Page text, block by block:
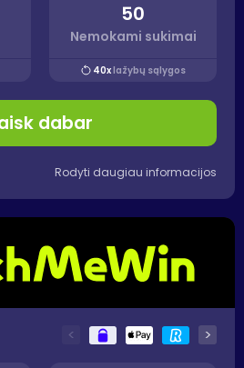
50
Nemokami sukimai
40xlažybų sąlygos
dabar
Rodyti daugiau informacijos
< >